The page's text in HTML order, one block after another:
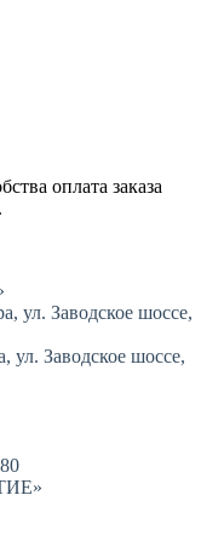
оплата заказа
ул. Заводское шоссе,
ул. Заводское шоссе,